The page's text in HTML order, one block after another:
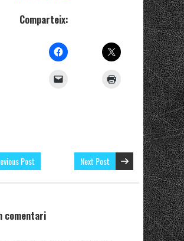
Comparteix:
Post Next Post
comentari